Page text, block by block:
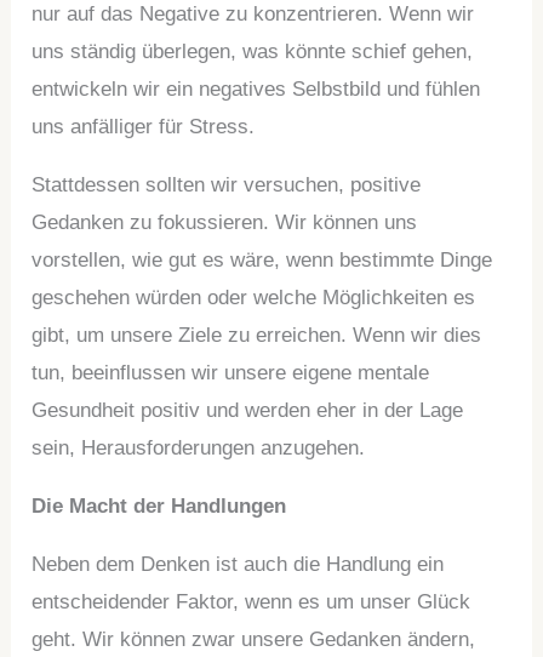
nur auf das Negative zu konzentrieren. Wenn wir
uns ständig überlegen, was könnte schief gehen,
entwickeln wir ein negatives Selbstbild und fühlen
uns anfälliger für Stress.
Stattdessen sollten wir versuchen, positive
Gedanken zu fokussieren. Wir können uns
vorstellen, wie gut es wäre, wenn bestimmte Dinge
geschehen würden oder welche Möglichkeiten es
gibt, um unsere Ziele zu erreichen. Wenn wir dies
tun, beeinflussen wir unsere eigene mentale
Gesundheit positiv und werden eher in der Lage
sein, Herausforderungen anzugehen.
Die Macht der Handlungen
Neben dem Denken ist auch die Handlung ein
entscheidender Faktor, wenn es um unser Glück
geht. Wir können zwar unsere Gedanken ändern,